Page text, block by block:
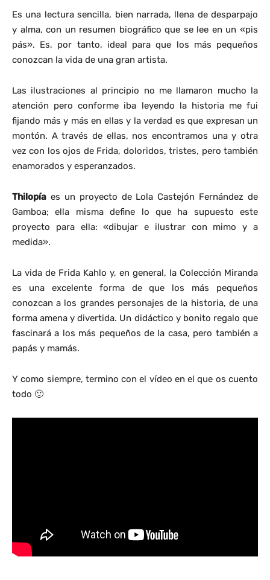
Es una lectura sencilla, bien narrada, llena de desparpajo
y alma, con un resumen biográfico que se lee en un «pis
pás». Es, por tanto, ideal para que los más pequeños
conozcan la vida de una gran artista.
Las ilustraciones al principio no me llamaron mucho la
atención pero conforme iba leyendo la historia me fui
fijando más y más en ellas y la verdad es que expresan un
montón. A través de ellas, nos encontramos una y otra
vez con los ojos de Frida, doloridos, tristes, pero también
enamorados y esperanzados.
Thilopía es un proyecto de Lola Castejón Fernández de
Gamboa; ella misma define lo que ha supuesto este
proyecto para ella: «dibujar e ilustrar con mimo y a
medida».
La vida de Frida Kahlo y, en general, la Colección Miranda
es una excelente forma de que los más pequeños
conozcan a los grandes personajes de la historia, de una
forma amena y divertida. Un didáctico y bonito regalo que
fascinará a los más pequeños de la casa, pero también a
papás y mamás.
Y como siempre, termino con el vídeo en el que os cuento
todo 🙂